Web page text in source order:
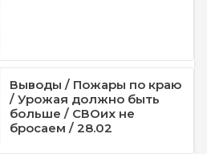
Выводы / Пожары по краю
/ Урожая должно быть
больше / СВОих не
бросаем / 28.02